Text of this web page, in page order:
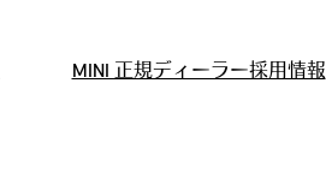
MINI 正規ディーラー採用情報